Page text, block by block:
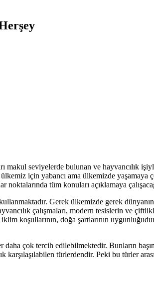
seviyelerde bulunan ve hayvancılık
için yabancı ama ülkemizde
noktalarında tüm konuları açıklamaya
Gerek ülkemizde gerek
çalışmaları, modern tesislerin ve
koşullarının, doğa şartlarının
çok tercih edilebilmektedir. Bunların
türlerdendir. Peki bu türler